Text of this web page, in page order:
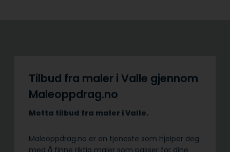
Tilbud fra maler i Valle gjennom
Maleoppdrag.no
Motta tilbud fra maler i Valle.
Maleoppdrag.no er en tjeneste som hjelper deg